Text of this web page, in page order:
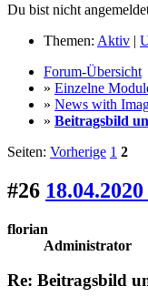
Du bist nicht
Themen: Aktiv |
Forum-Übersicht
» Einzelne
» News with
» Beitragsbild
Seiten: Vorherige 1 2
#26
florian
Administrator
Re: Beitragsbild